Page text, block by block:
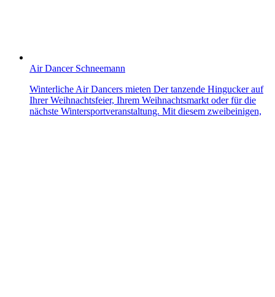
Air Dancer Schneemann
Winterliche Air Dancers mieten Der tanzende Hingucker auf
Ihrer Weihnachtsfeier, Ihrem Weihnachtsmarkt oder für die
nächste Wintersportveranstaltung. Mit diesem zweibeinigen,